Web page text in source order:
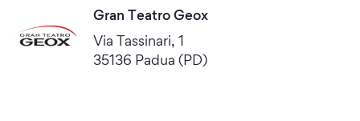
Gran Teatro Geox
Via Tassinari, 1
35136 Padua (PD)